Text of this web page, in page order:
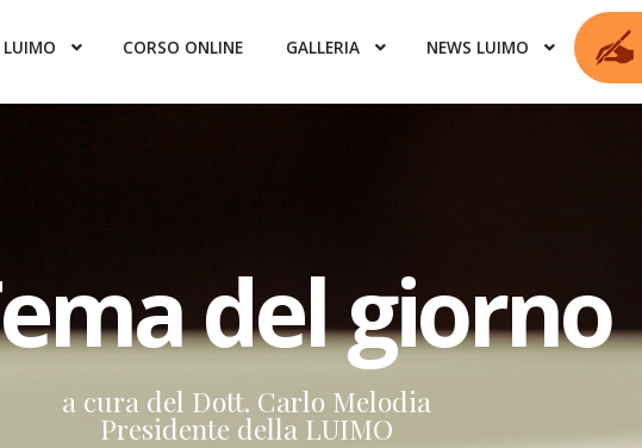
LUIMO CORSO ONLINE GALLERIA NEWS LUIMO
del giorno
a cura del Dott. Carlo Melodia
Presidente della LUIMO